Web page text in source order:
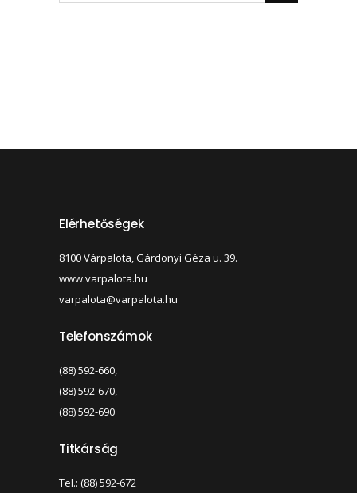
Elérhetőségek
8100 Várpalota, Gárdonyi Géza u. 39.
www.varpalota.hu
varpalota@varpalota.hu
Telefonszámok
(88) 592-660,
(88) 592-670,
(88) 592-690
Titkárság
Tel.: (88) 592-672